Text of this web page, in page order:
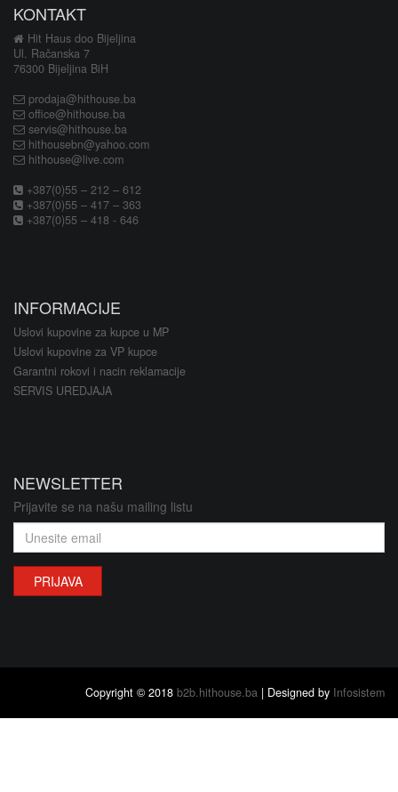
KONTAKT
Hit Haus doo Bijeljina
Ul. Račanska 7
76300 Bijeljina BiH
prodaja@hithouse.ba
office@hithouse.ba
servis@hithouse.ba
hithousebn@yahoo.com
hithouse@live.com
+387(0)55 – 212 – 612
+387(0)55 – 417 – 363
+387(0)55 – 418 - 646
INFORMACIJE
Uslovi kupovine za kupce u MP
Uslovi kupovine za VP kupce
Garantni rokovi i nacin reklamacije
SERVIS UREDJAJA
NEWSLETTER
Prijavite se na našu mailing listu
PRIJAVA
Copyright © 2018 b2b.hithouse.ba | Designed by Infosistem